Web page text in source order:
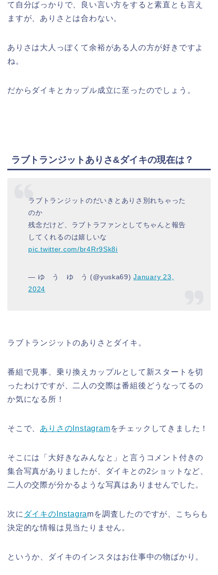
て自分ばっかりで、良い言い方をすると素直とも言え
ますが、ありさとは合わない。
ありさは大人っぽくて余裕がある人の方が好きですよ
ね。
だからダイキとカップル成立に至ったのでしょう。
ラブトランジットありさ&ダイキの現在は？
ラブトランジットのだいきとありさ別れちゃった
のか
残念だけど、ラブトラファンとしてちゃんと報告
してくれるのは嬉しいな
pic.twitter.com/br4Rr9Sk8i
— ゆ う ゆ う (@yuska69)January 23,
2024
ラブトランジットのありさとダイキ。
番組で見事、乗り換えカップルとして新スタートを切
ったわけですが、二人の交際は番組後どうなってるの
か気になる所！
そこで、 ありさのInstagramをチェックしてきました！
そこには「大好きなみんなと」と言うコメント付きの
集合写真がありましたが、ダイキとの2ショットなど、
二人の交際が分かるような写真はありませんでした。
次に ダイキのInstagramを調査したのですが、こちらも
決定的な情報は見当たりません。
というか、ダイキのインスタはお仕事中の物ばかり。